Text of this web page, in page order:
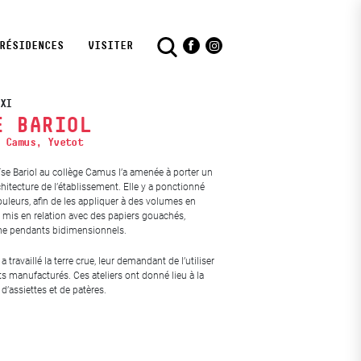
RÉSIDENCES VISITER
FacebookInstagram
BARIOL
Yvetot
Bariol au collège Camus l’a amenée à porter un
de l’établissement. Elle y a ponctionné
afin de les appliquer à des volumes en
mis en relation avec des papiers gouachés,
pendants bidimensionnels.
travaillé la terre crue, leur demandant de l’utiliser
manufacturés. Ces ateliers ont donné lieu à la
et de patères.